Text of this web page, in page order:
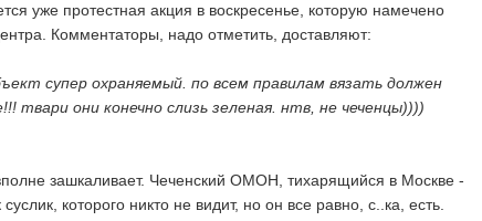
уже протестная акция в воскресенье, которую намечено
Комментаторы, надо отметить, доставляют:
супер охраняемый. по всем правилам вязать должен
твари они конечно слизь зеленая. нтв, не чеченцы))))
зашкаливает. Чеченский ОМОН, тихарящийся в Москве -
которого никто не видит, но он все равно, с..ка, есть.